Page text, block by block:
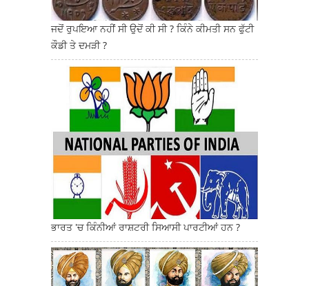
ਜਦੋਂ ਰੁਪਇਆ ਨਹੀਂ ਸੀ ਉਦੋਂ ਕੀ ਸੀ ? ਕਿੰਨੇ ਕੀਮਤੀ ਸਨ ਫੁੱਟੀ
ਕੌਡੀ ਤੇ ਦਮੜੀ ?
ਭਾਰਤ 'ਚ ਕਿੰਨੀਆਂ ਰਾਸ਼ਟਰੀ ਸਿਆਸੀ ਪਾਰਟੀਆਂ ਹਨ ?